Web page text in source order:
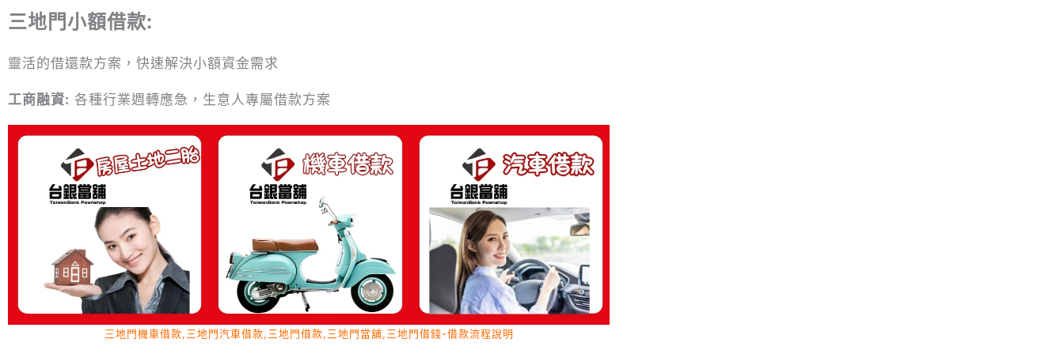
三地門小額借款:
靈活的借還款方案，快速解決小額資金需求
工商融資: 各種行業週轉應急，生意人專屬借款方案
三地門機車借款,三地門汽車借款,三地門借款,三地門當舖,三地門借錢-借款流程說明